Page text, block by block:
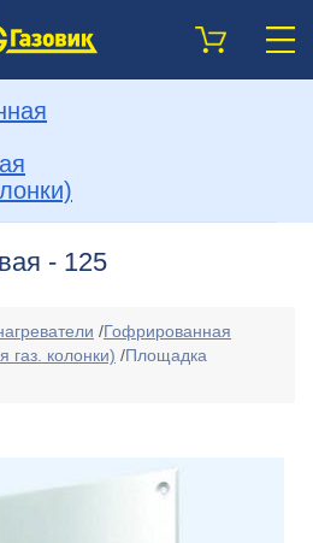
- 125
/Гофрированная
газ. колонки) /Площадка